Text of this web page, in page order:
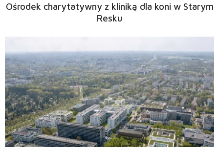
Ośrodek charytatywny z kliniką dla koni w Starym
Resku